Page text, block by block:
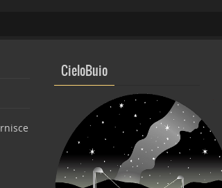
CieloBuio